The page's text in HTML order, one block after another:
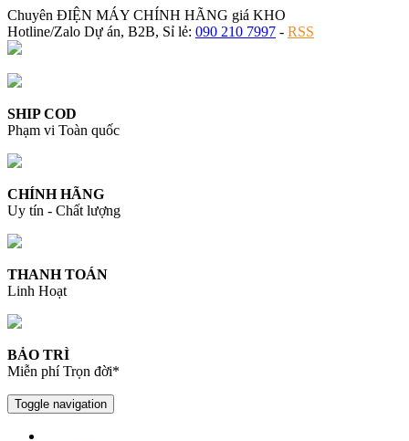
Chuyên ĐIỆN MÁY CHÍNH HÃNG giá KHO
Hotline/Zalo Dự án, B2B, Sỉ lẻ: 090 210 7997 - RSS
SHIP COD
Phạm vi Toàn quốc
CHÍNH HÃNG
Uy tín - Chất lượng
THANH TOÁN
Linh Hoạt
BẢO TRÌ
Miễn phí Trọn đời*
Toggle navigation